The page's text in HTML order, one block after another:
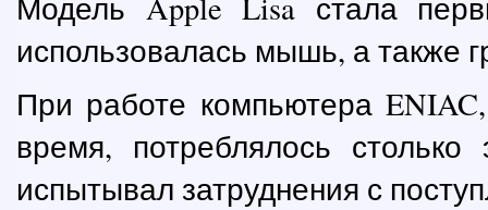
использовалась мышь, а также
При работе компьютера
время, потреблялось
испытывал затруднения с